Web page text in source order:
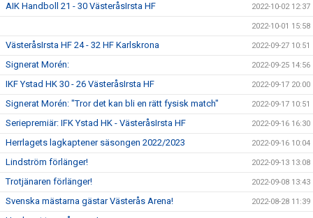
AIK Handboll 21 - 30 VästeråsIrsta HF 2022-10-02 12:37
2022-10-01 15:58
VästeråsIrsta HF 24 - 32 HF Karlskrona 2022-09-27 10:51
Signerat Morén: 2022-09-25 14:56
IKF Ystad HK 30 - 26 VästeråsIrsta HF 2022-09-17 20:00
Signerat Morén: "Tror det kan bli en rätt fysisk match" 2022-09-17 10:51
Seriepremiär: IFK Ystad HK - VästeråsIrsta HF 2022-09-16 16:30
Herrlagets lagkaptener säsongen 2022/2023 2022-09-16 10:04
Lindström förlänger! 2022-09-13 13:08
Trotjänaren förlänger! 2022-09-08 13:43
Svenska mästarna gästar Västerås Arena! 2022-08-28 11:39